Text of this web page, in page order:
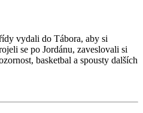
vydali do Tábora, aby si
se po Jordánu, zaveslovali si
basketbal a spousty dalších